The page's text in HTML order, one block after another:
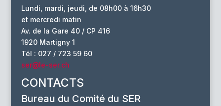
Lundi, mardi, jeudi, de 08h00 à 16h30
et mercredi matin
Av. de la Gare 40 / CP 416
1920 Martigny 1
Tél : 027 / 723 59 60
ser@le-ser.ch
CONTACTS
Bureau du Comité du SER